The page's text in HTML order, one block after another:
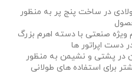
در ساخت پنج پر به منظور
ویژه صنعتی با دسته اهرم بزرگ
دست اپراتور ها
در پشتی و نشیمن به منظور
برای استفاده های طولانی